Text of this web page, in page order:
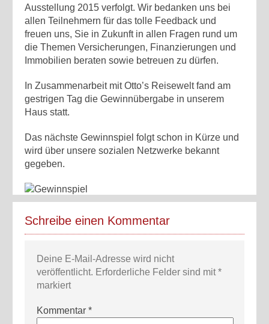
Ausstellung 2015 verfolgt. Wir bedanken uns bei
allen Teilnehmern für das tolle Feedback und
freuen uns, Sie in Zukunft in allen Fragen rund um
die Themen Versicherungen, Finanzierungen und
Immobilien beraten sowie betreuen zu dürfen.
In Zusammenarbeit mit Otto’s Reisewelt fand am
gestrigen Tag die Gewinnübergabe in unserem
Haus statt.
Das nächste Gewinnspiel folgt schon in Kürze und
wird über unsere sozialen Netzwerke bekannt
gegeben.
Schreibe einen Kommentar
Deine E-Mail-Adresse wird nicht
veröffentlicht. Erforderliche Felder sind mit*
markiert
Kommentar *